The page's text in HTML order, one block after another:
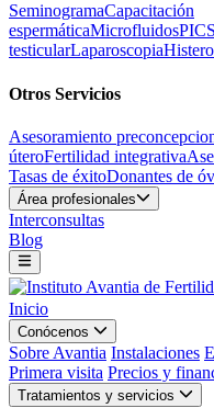
SeminogramaCapacitación
espermáticaMicrofluidos
testicularLaparoscopia
Otros Servicios
Asesoramiento
úteroFertilidad integrativa
Tasas de éxitoDonantes de
Área profesionales
Interconsultas
Blog
Inicio
Conócenos
Sobre Avantia Instalaciones
Primera visita Precios y
Tratamientos y servicios